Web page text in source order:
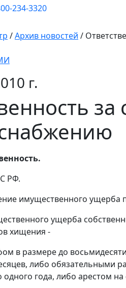
234-3320
/Архив новостей /
г.
РФ.
имущественного ущерба
ущерба
хищения -
в размере до
либо обязательными
одного года, либо арестом